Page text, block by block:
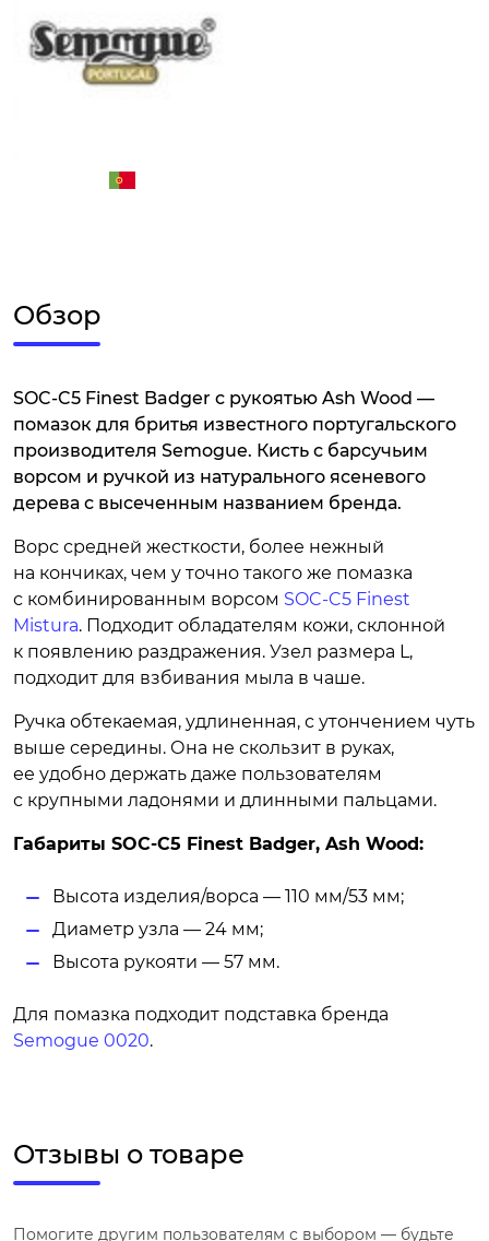
Обзор
SOC-C5 Finest Badger с рукоятью Ash Wood —
помазок для бритья известного португальского
производителя Semogue. Кисть с барсучьим
ворсом и ручкой из натурального ясеневого
дерева с высеченным названием бренда.
Ворс средней жесткости, более нежный
на кончиках, чем у точно такого же помазка
с комбинированным ворсом SOC-C5 Finest
Mistura. Подходит обладателям кожи, склонной
к появлению раздражения. Узел размера L,
подходит для взбивания мыла в чаше.
Ручка обтекаемая, удлиненная, с утончением чуть
выше середины. Она не скользит в руках,
ее удобно держать даже пользователям
с крупными ладонями и длинными пальцами.
Габариты SOC-C5 Finest Badger, Ash Wood:
Высота изделия/ворса — 110 мм/53 мм;
Диаметр узла — 24 мм;
Высота рукояти — 57 мм.
Для помазка подходит подставка бренда
Semogue 0020.
Отзывы о товаре
Помогите другим пользователям с выбором — будьте